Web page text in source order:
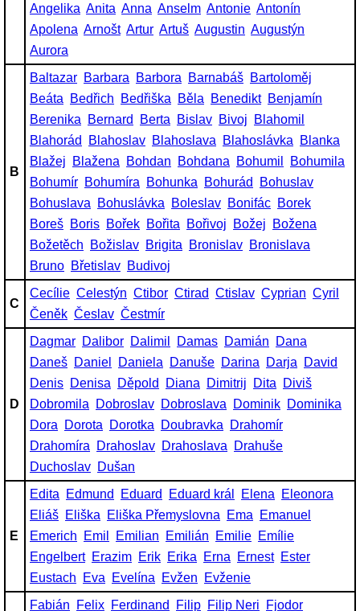
Angelika Anita Anna Anselm Antonie Antonín
Apolena Arnošt Artur Artuš Augustin Augustýn
Aurora
B
Baltazar Barbara Barbora Barnabáš Bartoloměj
Beáta
Bedřich Bedřiška Běla Benedikt Benjamín
Berenika
Bernard Berta Bislav Bivoj
Blahomil
Blahorád
Blahoslav Blahoslava Blahoslávka
Blanka
Blažej
Blažena Bohdan Bohdana Bohumil
Bohumila
Bohumír Bohumíra Bohunka Bohurád
Bohuslav
Bohuslava
Bohuslávka Boleslav Bonifác Borek
Boreš Boris Bořek Bořita Bořivoj Božej
Božena
Božetěch
Božislav Brigita Bronislav Bronislava
Bruno Břetislav Budivoj
C
Cecílie Celestýn Ctibor Ctirad Ctislav Cyprian Cyril
Čeněk Česlav Čestmír
D
Dagmar Dalibor Dalimil Damas Damián
Dana
Daneš Daniel Daniela Danuše Darina Darja
David
Denis Denisa Děpold Diana Dimitrij Dita
Diviš
Dobromila
Dobroslav Dobroslava Dominik Dominika
Dora
Dorota Dorotka Doubravka
Drahomír
Drahomíra
Drahoslav Drahoslava
Drahuše
Duchoslav Dušan
E
Edita Edmund Eduard Eduard král Elena
Eleonora
Eliáš Eliška Eliška Přemyslovna Ema
Emanuel
Emerich
Emil Emilian Emilián Emilie Emílie
Engelbert Erazim Erik Erika Erna Ernest Ester
Eustach
Eva Evelína Evžen Evženie
Fabián Felix Ferdinand Filip Filip Neri
Fjodor